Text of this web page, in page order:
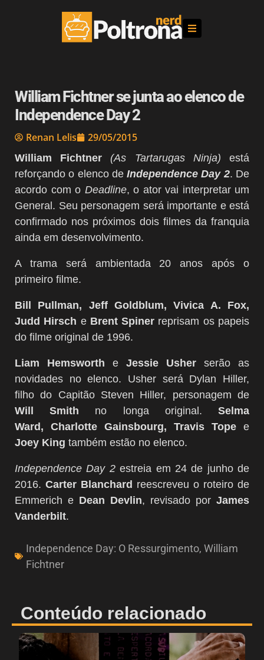
William Fichtner se junta ao elenco de
Independence Day 2
Renan Lelis 29/05/2015
William Fichtner (As Tartarugas Ninja) está
reforçando o elenco deIndependence Day 2. De
acordo com o Deadline, o ator vai interpretar um
General. Seu personagem será importante e está
confirmado nos próximos dois filmes da franquia
ainda em desenvolvimento.
A trama será ambientada 20 anos após o
primeiro filme.
Bill Pullman, Jeff Goldblum, Vivica A. Fox,
Judd Hirsch e Brent Spiner reprisam os papeis
do filme original de 1996.
Liam Hemsworth e Jessie Usher serão as
novidades no elenco. Usher será Dylan Hiller,
filho do Capitão Steven Hiller, personagem de
Will Smith no longa original.Selma
Ward, Charlotte Gainsbourg, Travis Tope e
Joey King também estão no elenco.
Independence Day 2estreia em 24 de junho de
2016. Carter Blanchard reescreveu o roteiro de
Emmerich e Dean Devlin, revisado por James
Vanderbilt.
Independence Day: O Ressurgimento, William
Fichtner
Conteúdo relacionado